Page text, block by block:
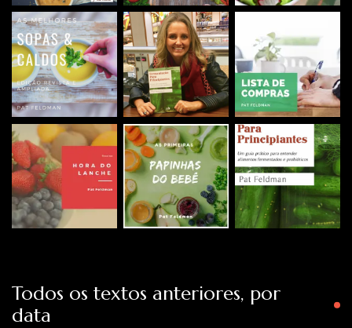
Todos os textos anteriores, por
data